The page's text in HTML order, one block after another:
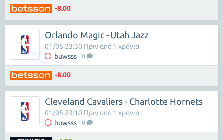
-8.00
Orlando Magic - Utah Jazz
buwsss 0
01/05 23:30 Πριν από 1 χρόνια
-8.00
Cleveland Cavaliers - Charlotte Hornets
buwsss 0
01/05 23:10 Πριν από 1 χρόνια